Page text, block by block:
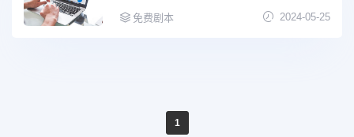
免费剧本 2024-05-25
1